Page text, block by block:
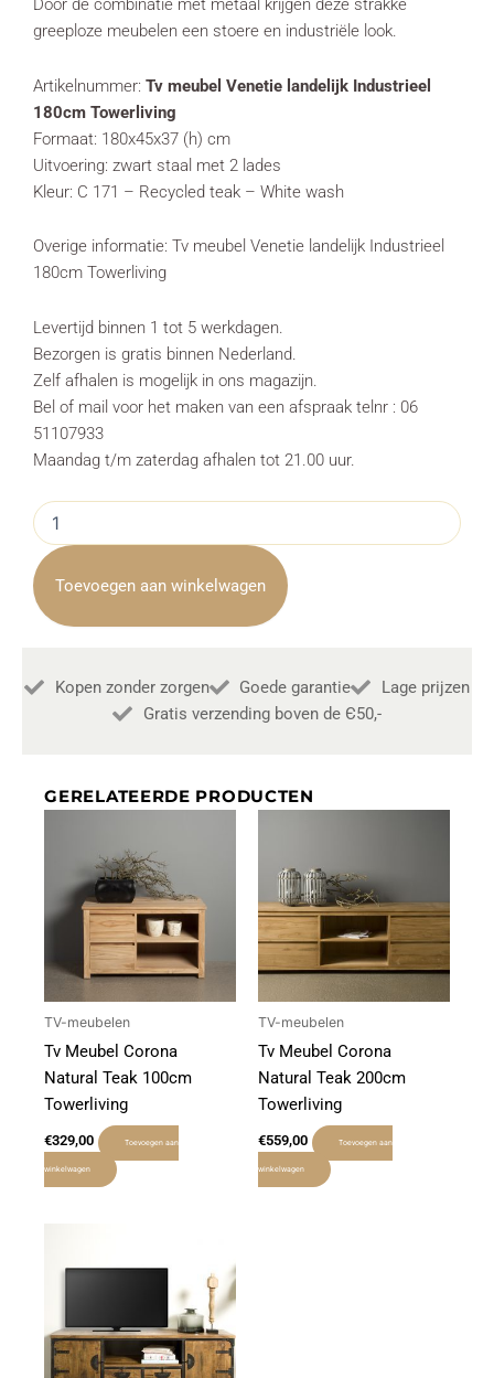
Door de combinatie met metaal krijgen deze strakke
greeploze meubelen een stoere en industriële look.
Artikelnummer: Tv meubel Venetie landelijk Industrieel
180cm Towerliving
Formaat: 180x45x37 (h) cm
Uitvoering: zwart staal met 2 lades
Kleur: C 171 – Recycled teak – White wash
Overige informatie: Tv meubel Venetie landelijk Industrieel
180cm Towerliving
Levertijd binnen 1 tot 5 werkdagen.
Bezorgen is gratis binnen Nederland.
Zelf afhalen is mogelijk in ons magazijn.
Bel of mail voor het maken van een afspraak telnr : 06
51107933
Maandag t/m zaterdag afhalen tot 21.00 uur.
Tv
meubel
Venetie
landelijk
Industrieel
180cm
Toevoegen aan winkelwagen
Kopen zonder zorgen Goede garantie
Lage prijzen
Gratis verzending boven de Є50,-
GERELATEERDE PRODUCTEN
TV-meubelen
Tv Meubel Corona
Natural Teak 100cm
Towerliving
€329,00 Toevoegen aan
winkelwagen
TV-meubelen
Tv Meubel Corona
Natural Teak 200cm
Towerliving
€559,00 Toevoegen aan
winkelwagen